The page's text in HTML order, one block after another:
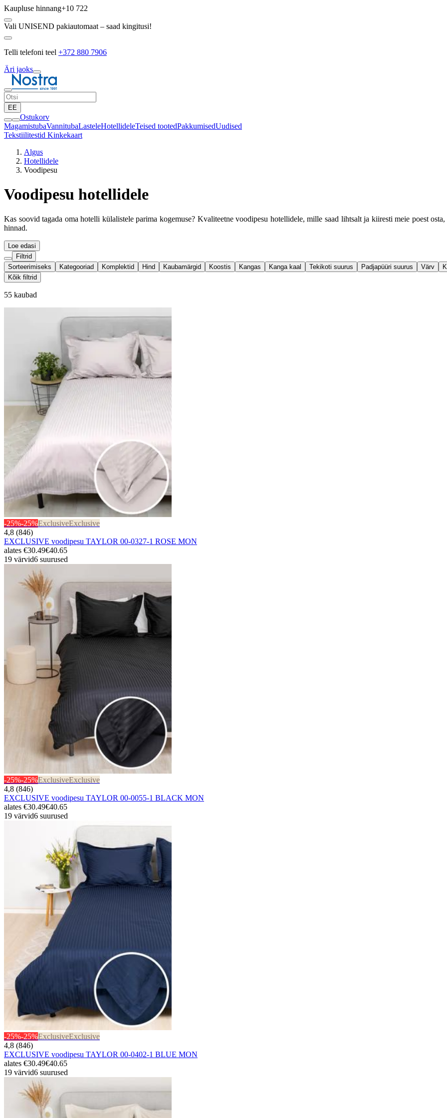
Kaupluse hinnang+10 722
Vali UNISEND pakiautomaat – saad kingitusi!
Telli telefoni teel +372 880 7906
Äri jaoks
EE
Ostukorv
MagamistubaVannitubaLasteleHotellideleTeised tootedPakkumisedUudised
Tekstiilitestid Kinkekaart
Algus
Hotellidele
Voodipesu
Voodipesu hotellidele
Kas soovid tagada oma hotelli külalistele parima kogemuse? Kvaliteetne voodipesu hotellidele, mille saad lihtsalt ja kiiresti meie poest
hinnad.
Loe edasi
Filtrid
Sorteerimiseks
Kategooriad Komplektid Hind Kaubamärgid Koostis Kangas Kanga kaal Tekikoti suurus Padjapüüri suurus Värv
Kõik filtrid
55 kaubad
-25%-25%ExclusiveExclusive
4,8 (846)
EXCLUSIVE voodipesu TAYLOR 00-0327-1 ROSE MON
alates €30.49€40.65
19 värvid6 suurused
-25%-25%ExclusiveExclusive
4,8 (846)
EXCLUSIVE voodipesu TAYLOR 00-0055-1 BLACK MON
alates €30.49€40.65
19 värvid6 suurused
-25%-25%ExclusiveExclusive
4,8 (846)
EXCLUSIVE voodipesu TAYLOR 00-0402-1 BLUE MON
alates €30.49€40.65
19 värvid6 suurused